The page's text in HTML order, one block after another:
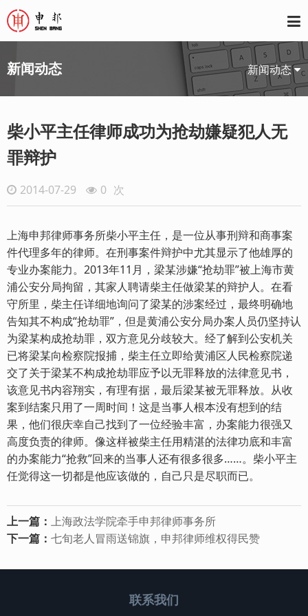
新闻动态 新闻动态
柴小平主任律师成功为抢劫嫌疑犯人无
罪辩护
2014-07-29 0 次
上海申邦律师事务所柴小平主任，是一位从事刑辩和商事案
件代理多年的律师。在刑事案件辩护中尤其显示了他雄厚的
专业办案能力。2013年11月，梁某涉嫌“抢劫罪”被上海市黄
浦公安分局拘留，其家人聘请柴主任做梁某的辩护人。在看
守所里，柴主任详细地询问了梁某的涉案经过，最终明确地
告知其不构成“抢劫罪”，但是黄浦公安分局办案人员仍坚持认
为梁某构成抢劫罪，双方意见分歧较大。经了解到公安机关
已将梁某向检察院报捕，柴主任立即给黄浦区人民检察院递
交了关于梁某不构成抢劫罪应予以无罪释放的法律意见书，
该意见书内容翔实，有理有据，最后梁某被无罪释放。从收
案到结案只用了一周时间！这是当事人根本没有想到的结
果，他们很庆幸自己找到了一位经验丰富，办案能力很强又
高度负责的律师。像这样被柴主任用精湛的法律功底和丰富
的办案能力“抢救”回来的当事人还有很多很多……。柴小平主
任觉得这一切都是他应该做的，自己只是尽职而已。
上一篇： 上海政法学院牵手申邦律师事务所
下一篇： 七旬老人冒雨送锦旗，申邦律师维权得民赞
联系我们